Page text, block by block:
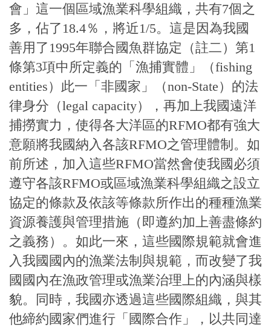
會」這一個區域漁業科學組織，共有7個之
多，佔了18.4％，將近1/5。這是因為我國
善用了1995年聯合國魚群協定（註二）第1
條第3項中所定義的「漁捕實體」（fishing
entities）此一「非國家」（non-State）的法
律身分（legal capacity），再加上我國遠洋
捕撈實力，使得各大洋區的RFMO都有強大
意願將我國納入各該RFMO之管理體制。如
前所述，加入這些RFMO當然會使我國必須
遵守各該RFMO或區域漁業科學組織之設立
協定的條款及依該等條款所作出的種種漁業
資源養護與管理措施（即遵約加上善盡條約
之義務）。如此一來，這些國際規範就會進
入我國國內的漁業法制與規範，而改變了我
國國內在漁政管理或漁業治理上的內涵與樣
貌。同時，我國亦透過這些國際組織，與其
他締約國家們進行「國際合作」，以共同達